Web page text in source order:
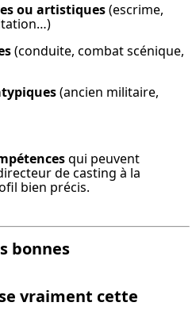
ou artistiques (escrime,
(conduite, combat scénique,
(ancien militaire,
de casting à la
bien précis.
bonnes
vraiment cette